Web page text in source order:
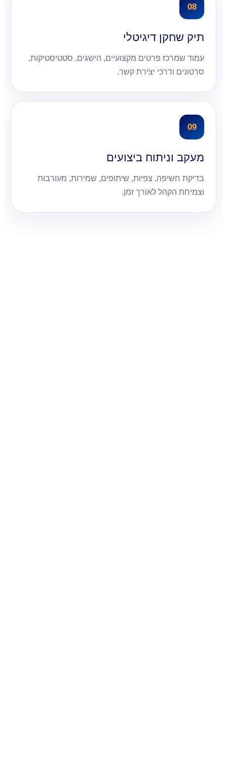
08
תיק שחקן דיגיטלי
עמוד שמרכז פרטים מקצועיים, הישגים, סטטיסטיקות,
סרטונים ודרכי יצירת קשר.
09
מעקב וניתוח ביצועים
בדיקת חשיפה, צפיות, שיתופים, שמירות, מעורבות
וצמיחת הקהל לאורך זמן.